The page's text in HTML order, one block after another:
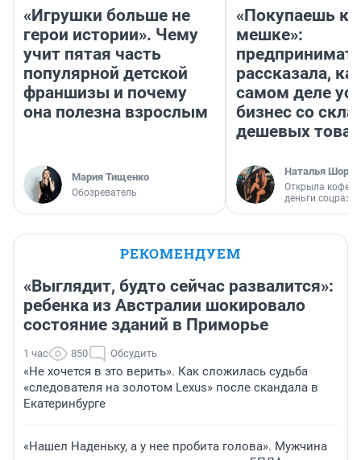
«Игрушки больше не
герои истории». Чему
учит пятая часть
популярной детской
франшизы и почему
она полезна взрослым
Мария Тищенко
Обозреватель
«Покупаешь
мешке»:
рассказала,
самом деле
бизнес со
дешевых
Наталья
Открыла
деньги
РЕКОМЕНДУЕМ
«Выглядит, будто сейчас развалится»:
ребенка из Австралии шокировало
состояние зданий в Приморье
1 час 850 Обсудить
«Не хочется в это верить». Как сложилась судьба
«следователя на золотом Lexus» после скандала в
Екатеринбурге
«Нашел Наденьку, а у нее пробита голова». Мужчина